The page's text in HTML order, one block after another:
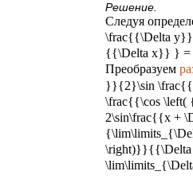
Решение.
Следуя
\frac{{\Delta
{{\Delta x}} } =
Преобразуем
}}{2}\sin
\frac{{\cos
2\sin\frac{{x +